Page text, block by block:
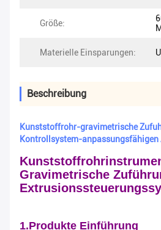
Größe:
Materielle Einsparungen:
Beschreibung
Kunststoffrohr-gravimetrische
Kontrollsystem-
Gravimetrische
1.Produkte Einführung